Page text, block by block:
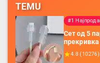
TEMU
#1
Сет од 5
додатоци
батерија,
4.8 (10276)